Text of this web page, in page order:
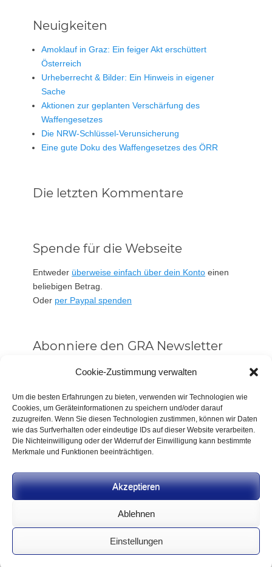
Cookie-Zustimmung verwalten
Um die besten Erfahrungen zu bieten, verwenden wir Technologien wie
Cookies, um Geräteinformationen zu speichern und/oder darauf
zuzugreifen. Wenn Sie diesen Technologien zustimmen, können wir Daten
wie das Surfverhalten oder eindeutige IDs auf dieser Website verarbeiten.
Die Nichteinwilligung oder der Widerruf der Einwilligung kann bestimmte
Merkmale und Funktionen beeinträchtigen.
Akzeptieren
Ablehnen
Einstellungen
Neuigkeiten
Amoklauf in Graz: Ein feiger Akt erschüttert
Österreich
Urheberrecht & Bilder: Ein Hinweis in eigener
Sache
Aktionen zur geplanten Verschärfung des
Waffengesetzes
Die NRW-Schlüssel-Verunsicherung
Eine gute Doku des Waffengesetzes des ÖRR
Die letzten Kommentare
Spende für die Webseite
Entweder überweise einfach über dein Konto einen
beliebigen Betrag.
Oder per Paypal spenden
Abonniere den GRA Newsletter
Vorname oder ganzer Name
Email
Alle Neuigkeiten sofort
Datenschutzerklärung.